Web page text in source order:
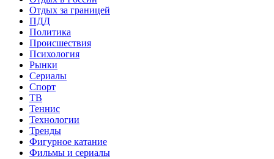
Отдых за границей
ПДД
Политика
Происшествия
Психология
Рынки
Сериалы
Спорт
ТВ
Теннис
Технологии
Тренды
Фигурное катание
Фильмы и сериалы